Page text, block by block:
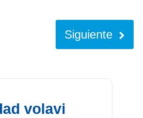
Siguiente
volavi